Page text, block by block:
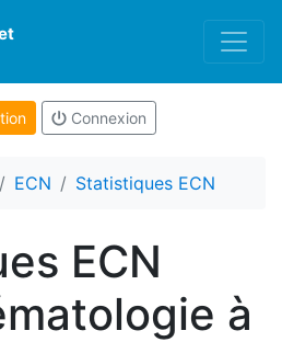
Connexion
ECN Statistiques ECN
ECN
à